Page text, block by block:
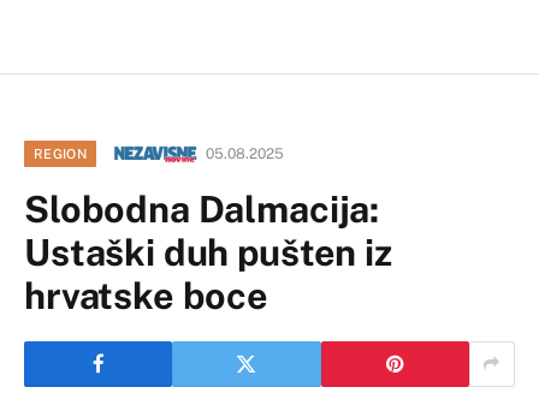
REGION 05.08.2025
Slobodna Dalmacija:
Ustaški duh pušten iz
hrvatske boce